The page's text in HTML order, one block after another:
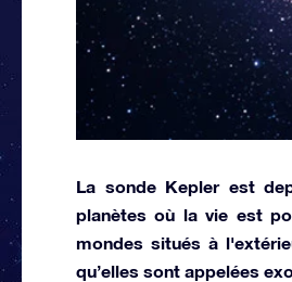
La sonde Kepler est
planètes où la vie est
mondes situés à
qu’elles sont appelées